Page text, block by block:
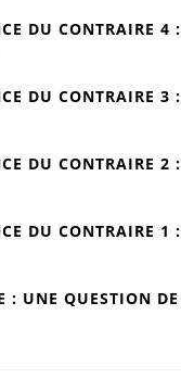
DU CONTRAIRE 4 :
DU CONTRAIRE 3 :
DU CONTRAIRE 2 :
DU CONTRAIRE 1 :
: UNE QUESTION DE